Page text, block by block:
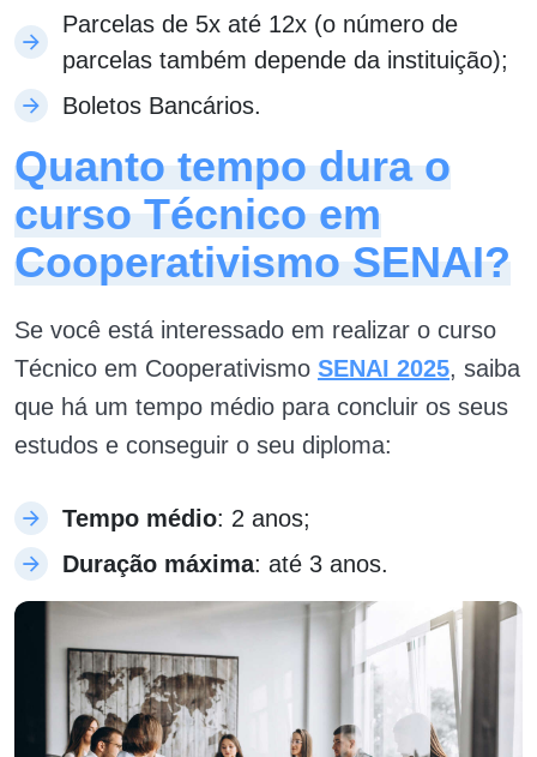
Parcelas de 5x até 12x (o número de
parcelas também depende da instituição);
Boletos Bancários.
Quanto tempo dura o
curso Técnico em
Cooperativismo SENAI?
Se você está interessado em realizar o curso
Técnico em Cooperativismo SENAI 2025, saiba
que há um tempo médio para concluir os seus
estudos e conseguir o seu diploma:
Tempo médio: 2 anos;
Duração máxima: até 3 anos.